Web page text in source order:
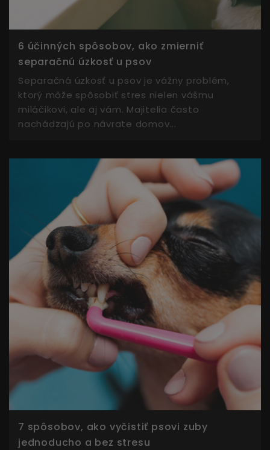
6 účinných spôsobov, ako zmierniť
separačnú úzkosť u psov
Separačná úzkosť u psov je vážny problém,
ktorý môže spôsobiť stres nielen vášmu
miláčikovi, ale aj vám. Majitelia často
nachádzajú po návrate domov...
7 spôsobov, ako vyčistiť psovi zuby
jednoducho a bez stresu